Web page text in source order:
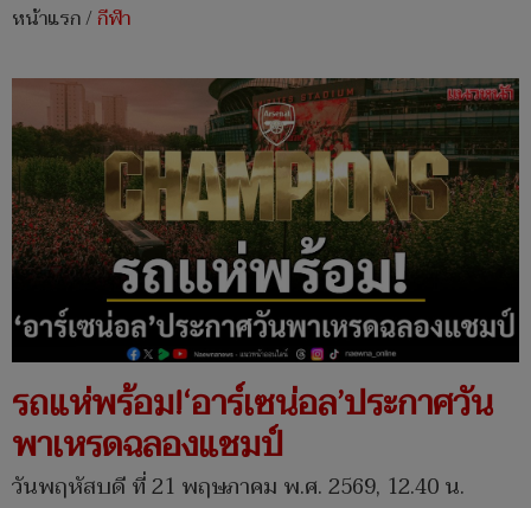
หน้าแรก/กีฬา
รถแห่พร้อม!‘อาร์เซน่อล’ประกาศวัน
พาเหรดฉลองแชมป์
วันพฤหัสบดี ที่ 21 พฤษภาคม พ.ศ. 2569, 12.40 น.